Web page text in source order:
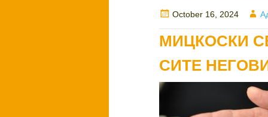
Posted
on
October 16, 2024
МИЦКОСКИ
СИТЕ